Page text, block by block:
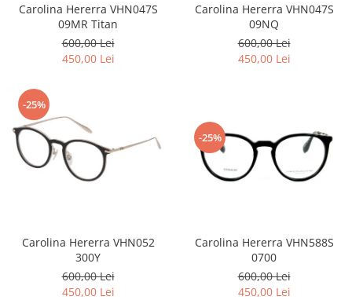
Carolina Hererra VHN047S
09MR Titan
600,00 Lei
450,00 Lei
Carolina Hererra VHN047S
09NQ
600,00 Lei
450,00 Lei
-25%
Carolina Hererra VHN052
300Y
600,00 Lei
450,00 Lei
-25%
Carolina Hererra VHN588S
0700
600,00 Lei
450,00 Lei